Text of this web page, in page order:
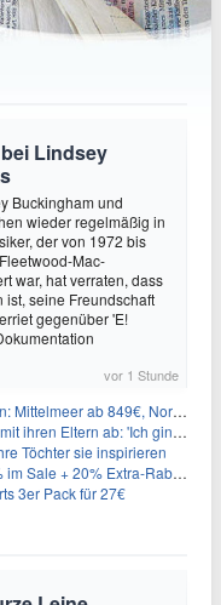
Lindsey
Buckingham und
wieder regelmäßig in
der von 1972 bis
Mac-
war, hat verraten, dass
ist, seine Freundschaft
gegenüber 'E!
vor 1 Stunde
ab 849€, Norwegen ab 999€ p.P.
ging zwei Monate lang auf die Knie und weinte'
Töchter sie inspirieren
20% Extra-Rabatt dank Gutschein
3er Pack für 27€